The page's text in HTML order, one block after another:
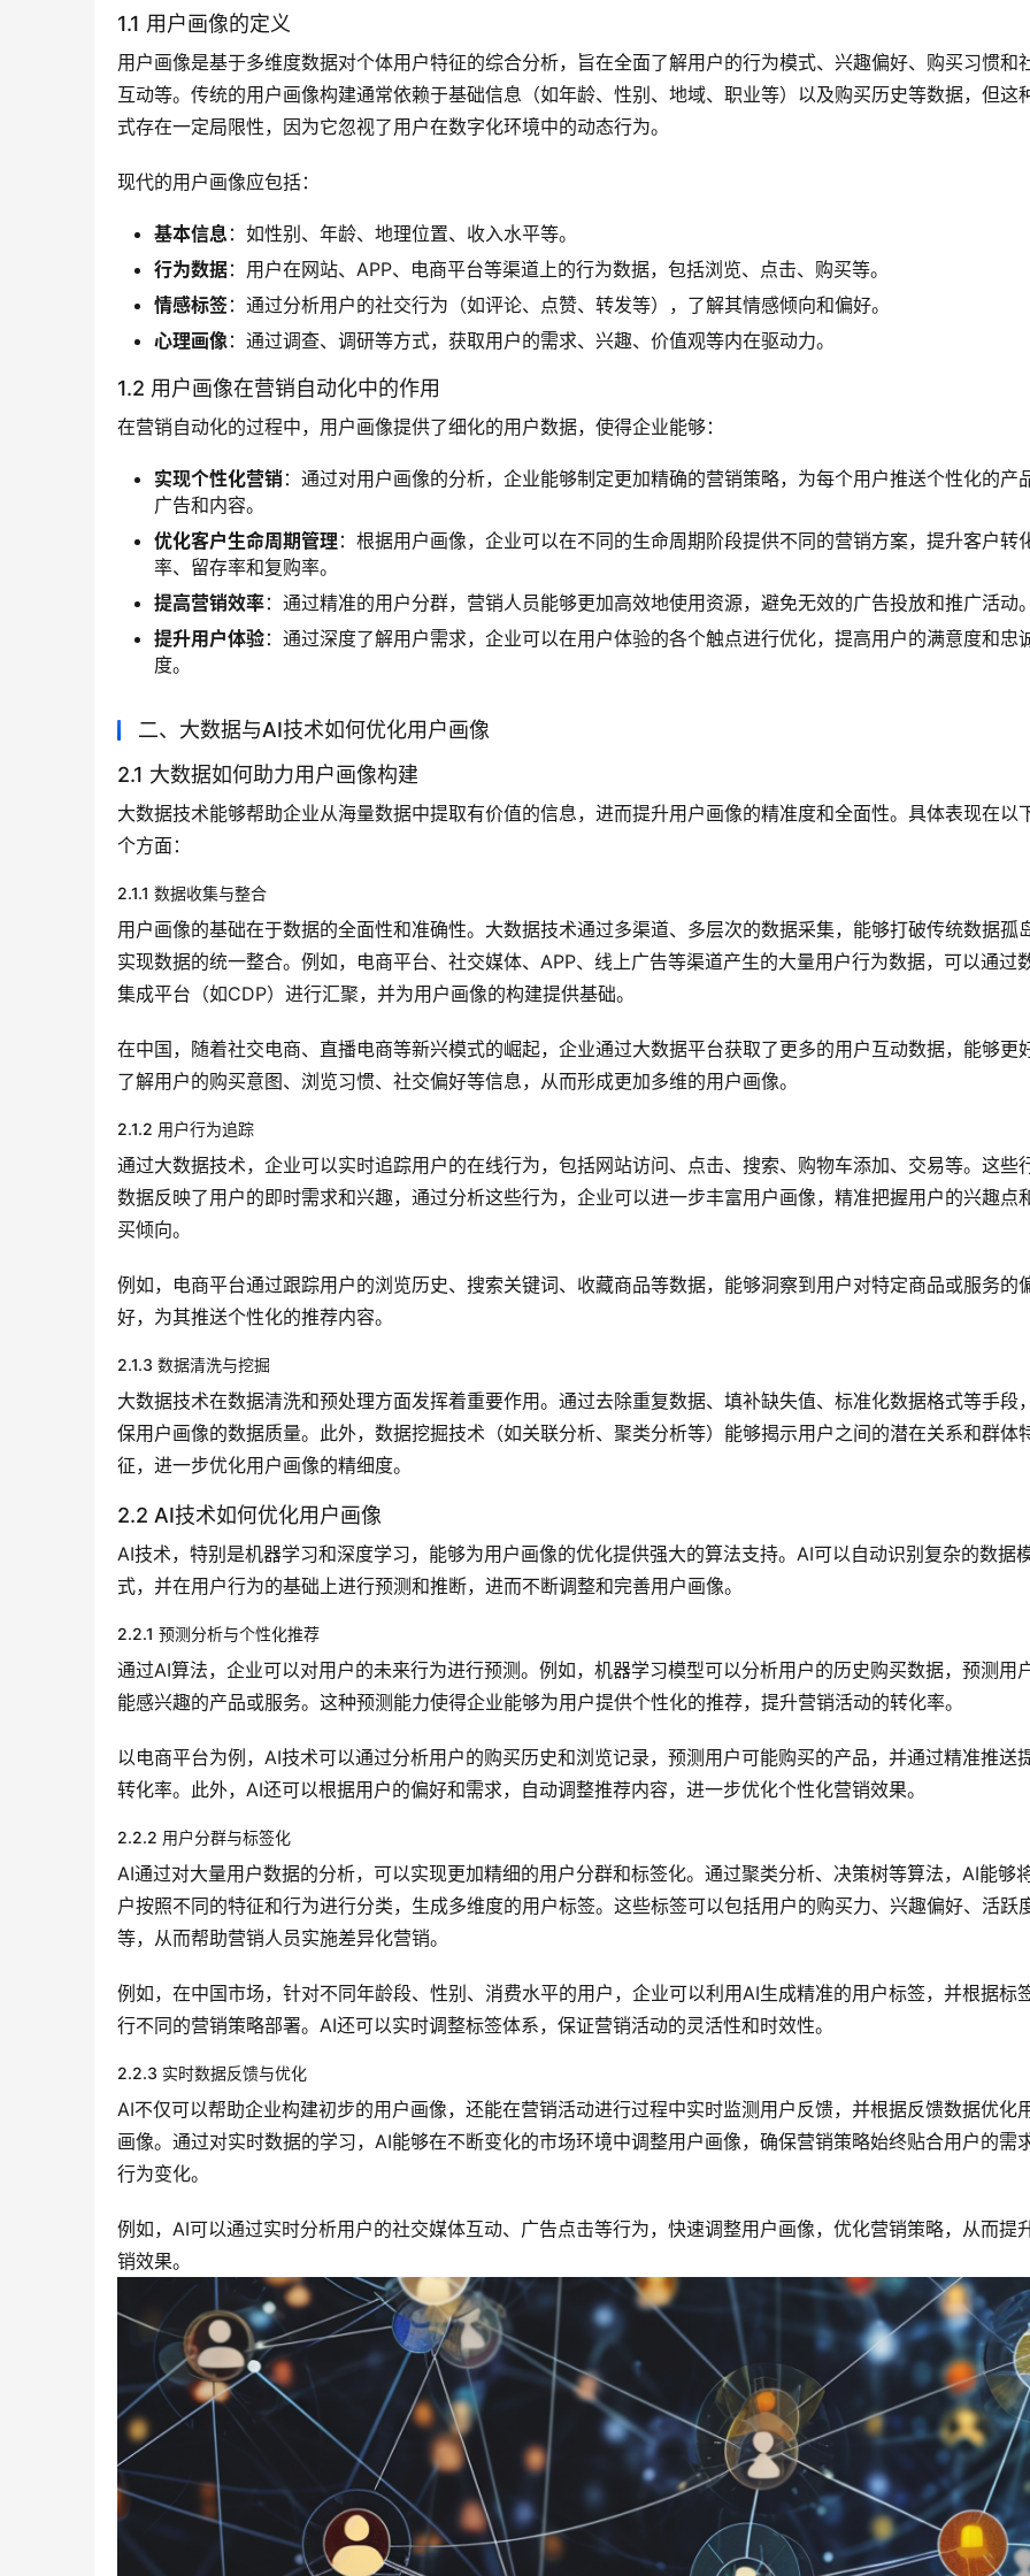
1.1 用户画像的定义
用户画像是基于多维度数据对个体用户特征的综合分析，旨在全面了解用户的行为模式、兴趣偏好、购买习惯和
互动等。传统的用户画像构建通常依赖于基础信息（如年龄、性别、地域、职业等）以及购买历史等数据，但这
式存在一定局限性，因为它忽视了用户在数字化环境中的动态行为。
现代的用户画像应包括：
基本信息：如性别、年龄、地理位置、收入水平等。
行为数据：用户在网站、APP、电商平台等渠道上的行为数据，包括浏览、点击、购买等。
情感标签：通过分析用户的社交行为（如评论、点赞、转发等），了解其情感倾向和偏好。
心理画像：通过调查、调研等方式，获取用户的需求、兴趣、价值观等内在驱动力。
1.2 用户画像在营销自动化中的作用
在营销自动化的过程中，用户画像提供了细化的用户数据，使得企业能够：
实现个性化营销：通过对用户画像的分析，企业能够制定更加精确的营销策略，为每个用户推送个性化的产品
广告和内容。
优化客户生命周期管理 ：根据用户画像，企业可以在不同的生命周期阶段提供不同的营销方案，提升客户转
率、留存率和复购率。
提高营销效率：通过精准的用户分群，营销人员能够更加高效地使用资源，避免无效的广告投放和推广活动。
提升用户体验：通过深度了解用户需求，企业可以在用户体验的各个触点进行优化，提高用户的满意度和忠
度。
二、大数据与AI技术如何优化用户画像
2.1 大数据如何助力用户画像构建
大数据技术能够帮助企业从海量数据中提取有价值的信息，进而提升用户画像的精准度和全面性。具体表现在以
个方面：
2.1.1 数据收集与整合
用户画像的基础在于数据的全面性和准确性。大数据技术通过多渠道、多层次的数据采集，能够打破传统数据孤岛
实现数据的统一整合。例如，电商平台、社交媒体、APP、线上广告等渠道产生的大量用户行为数据，可以通过
集成平台（如CDP）进行汇聚，并为用户画像的构建提供基础。
在中国，随着社交电商、直播电商等新兴模式的崛起，企业通过大数据平台获取了更多的用户互动数据，能够更
了解用户的购买意图、浏览习惯、社交偏好等信息，从而形成更加多维的用户画像。
2.1.2 用户行为追踪
通过大数据技术，企业可以实时追踪用户的在线行为，包括网站访问、点击、搜索、购物车添加、交易等。这些
数据反映了用户的即时需求和兴趣，通过分析这些行为，企业可以进一步丰富用户画像，精准把握用户的兴趣点
买倾向。
例如，电商平台通过跟踪用户的浏览历史、搜索关键词、收藏商品等数据，能够洞察到用户对特定商品或服务的
好，为其推送个性化的推荐内容。
2.1.3 数据清洗与挖掘
大数据技术在数据清洗和预处理方面发挥着重要作用。通过去除重复数据、填补缺失值、标准化数据格式等手段
保用户画像的数据质量。此外，数据挖掘技术（如关联分析、聚类分析等）能够揭示用户之间的潜在关系和群体
征，进一步优化用户画像的精细度。
2.2 AI技术如何优化用户画像
AI技术，特别是机器学习和深度学习，能够为用户画像的优化提供强大的算法支持。AI可以自动识别复杂的数据
式，并在用户行为的基础上进行预测和推断，进而不断调整和完善用户画像。
2.2.1 预测分析与个性化推荐
通过AI算法，企业可以对用户的未来行为进行预测。例如，机器学习模型可以分析用户的历史购买数据，预测用
能感兴趣的产品或服务。这种预测能力使得企业能够为用户提供个性化的推荐，提升营销活动的转化率。
以电商平台为例，AI技术可以通过分析用户的购买历史和浏览记录，预测用户可能购买的产品，并通过精准推送
转化率。此外，AI还可以根据用户的偏好和需求，自动调整推荐内容，进一步优化个性化营销效果。
2.2.2 用户分群与标签化
AI通过对大量用户数据的分析，可以实现更加精细的用户分群和标签化。通过聚类分析、决策树等算法，AI能够
户按照不同的特征和行为进行分类，生成多维度的用户标签。这些标签可以包括用户的购买力、兴趣偏好、活跃
等，从而帮助营销人员实施差异化营销。
例如，在中国市场，针对不同年龄段、性别、消费水平的用户，企业可以利用AI生成精准的用户标签，并根据标
行不同的营销策略部署。AI还可以实时调整标签体系，保证营销活动的灵活性和时效性。
2.2.3 实时数据反馈与优化
AI不仅可以帮助企业构建初步的用户画像，还能在营销活动进行过程中实时监测用户反馈，并根据反馈数据优化
画像。通过对实时数据的学习，AI能够在不断变化的市场环境中调整用户画像，确保营销策略始终贴合用户的需
行为变化。
例如，AI可以通过实时分析用户的社交媒体互动、广告点击等行为，快速调整用户画像，优化营销策略，从而提
销效果。